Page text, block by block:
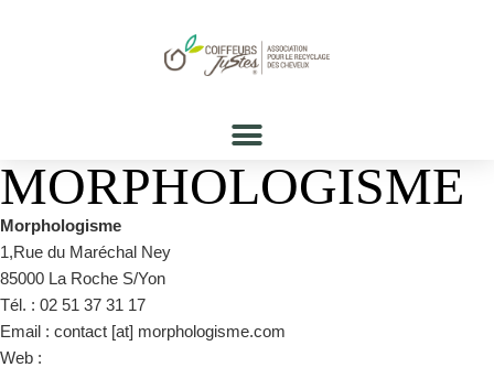
MORPHOLOGISME
Morphologisme
1,Rue du Maréchal Ney
85000 La Roche S/Yon
Tél. : 02 51 37 31 17
Email : contact [at] morphologisme.com
Web :